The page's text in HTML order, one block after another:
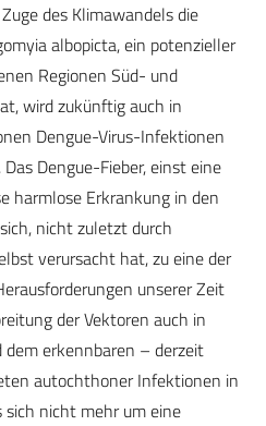
des Klimawandels die
albopicta, ein potenzieller
Regionen Süd- und
wird zukünftig auch in
Dengue-Virus-Infektionen
Dengue-Fieber, einst eine
harmlose Erkrankung in den
nicht zuletzt durch
verursacht hat, zu eine der
unserer Zeit
der Vektoren auch in
erkennbaren – derzeit
autochthoner Infektionen in
nicht mehr um eine